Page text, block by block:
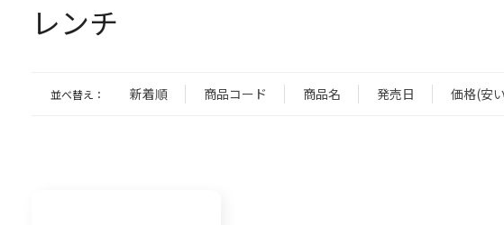
レンチ
並べ替え： 新着順 商品コード 商品名 発売日 価格(安